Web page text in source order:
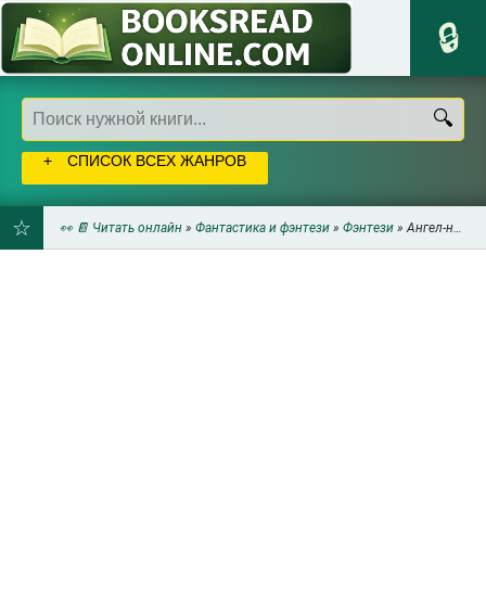
СПИСОК ВСЕХ ЖАНРОВ
👀 📔 Читать онлайн » Фантастика и фэнтези » Фэнтези » Ангел-наблюдатель (СИ) - Ирина Буря